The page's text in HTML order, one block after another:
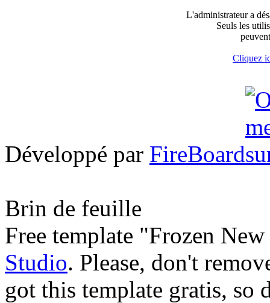
L'administrateur a
Seuls les
Cliquez
Développé par FireBoard
Brin de feuille
Free template "Frozen
Studio. Please, don't
got this template gratis, so